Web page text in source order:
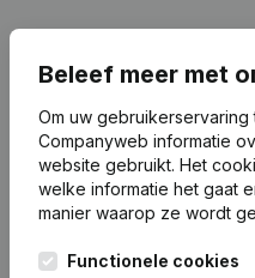
Financiële gegevens
2012
Winst/Verlies €17.861
Eigen
Beleef meer met
Om uw
Companyweb informatie
website gebruikt. Het
welke informatie het gaat
manier waarop ze wordt
Functionele cookies